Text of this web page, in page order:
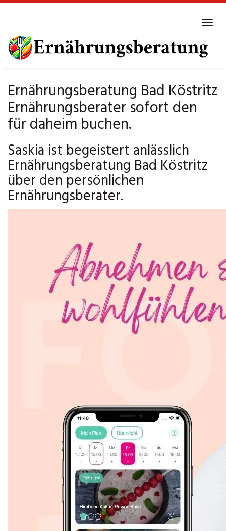
main
content
Ernährungsberatung Bad Köstritz
Ernährungsberater sofort den
für daheim buchen.
Saskia ist begeistert anlässlich
Ernährungsberatung Bad Köstritz
über den persönlichen
Ernährungsberater.